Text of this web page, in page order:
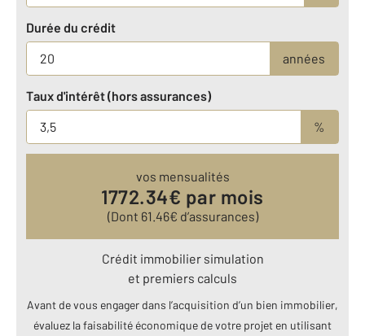
Durée du crédit
années
Taux d'intérêt (hors assurances)
%
vos mensualités
1772.34€ par mois
(Dont 61.46€ d’assurances)
Crédit immobilier simulation
et premiers calculs
Avant de vous engager dans l’acquisition d’un bien immobilier,
évaluez la faisabilité économique de votre projet en utilisant